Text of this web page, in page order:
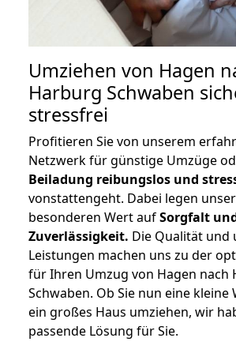
Umziehen von Hagen
Harburg Schwaben
stressfrei
Profitieren Sie von unserem
Netzwerk für günstige Umzüge
Beiladung reibungslos und
vonstattengeht. Dabei legen
besonderen Wert aufSorgfalt
Zuverlässigkeit. Die Qualität und
Leistungen machen uns zu der
für Ihren Umzug von Hagen nach
Schwaben. Ob Sie nun eine
ein großes Haus umziehen, wir
passende Lösung für Sie.